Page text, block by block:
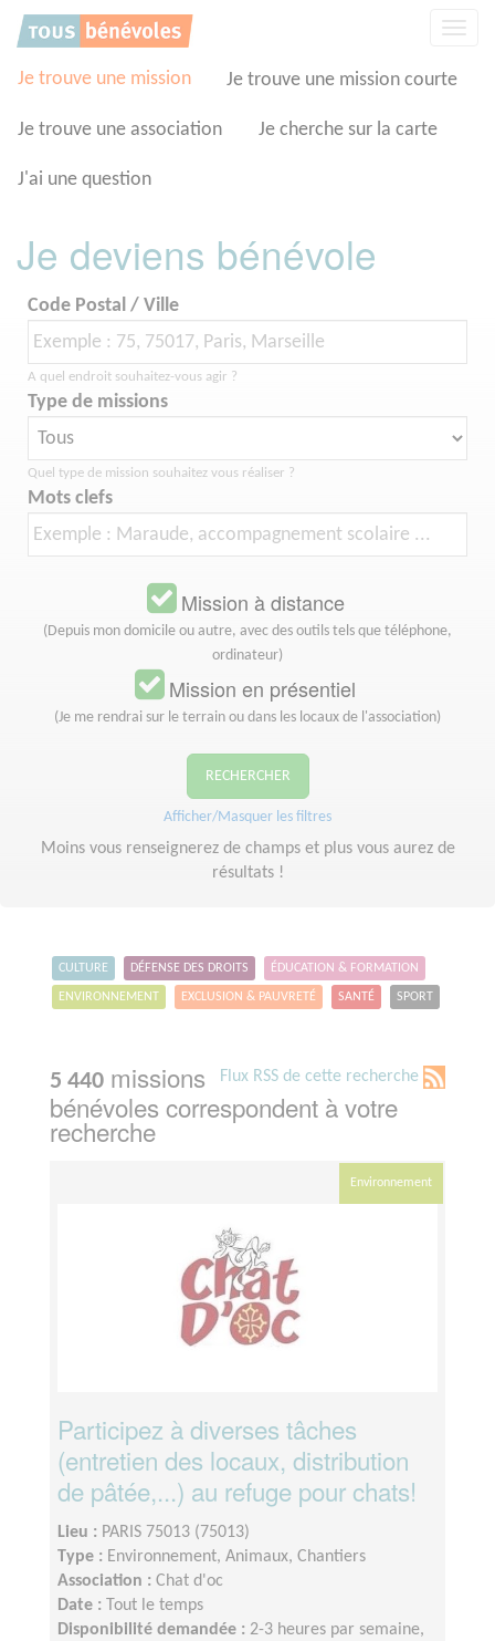
Je trouve une mission Je trouve une mission courte
Je trouve une association Je cherche sur la carte
J'ai une question
Je deviens bénévole
Code Postal / Ville
A quel endroit souhaitez-vous agir ?
Type de missions
Quel type de mission souhaitez vous réaliser ?
Mots clefs
Mission à distance
(Depuis mon domicile ou autre, avec des outils tels que téléphone,
ordinateur)
Mission en présentiel
(Je me rendrai sur le terrain ou dans les locaux de l'association)
RECHERCHER
Afficher/Masquer les filtres
Moins vous renseignerez de champs et plus vous aurez de
résultats !
CULTURE DÉFENSE DES DROITS ÉDUCATION & FORMATION
ENVIRONNEMENT EXCLUSION & PAUVRETÉ SANTÉ SPORT
Flux RSS de cette recherche
5 440 missions
bénévoles correspondent à votre
recherche
Environnement
Participez à diverses tâches
(entretien des locaux, distribution
de pâtée,...) au refuge pour chats!
Lieu : PARIS 75013 (75013)
Type : Environnement, Animaux, Chantiers
Association : Chat d'oc
Date :
Tout le temps
Disponibilité demandée : 2-3 heures par semaine,
Panneau de gestion des cookies